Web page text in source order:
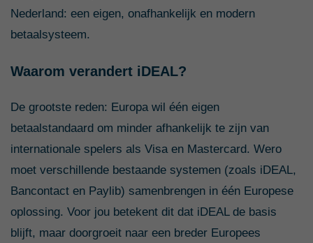
Nederland: een eigen, onafhankelijk en modern
betaalsysteem.
Waarom verandert iDEAL?
De grootste reden: Europa wil één eigen
betaalstandaard om minder afhankelijk te zijn van
internationale spelers als Visa en Mastercard. Wero
moet verschillende bestaande systemen (zoals iDEAL,
Bancontact en Paylib) samenbrengen in één Europese
oplossing. Voor jou betekent dit dat iDEAL de basis
blijft, maar doorgroeit naar een breder Europees